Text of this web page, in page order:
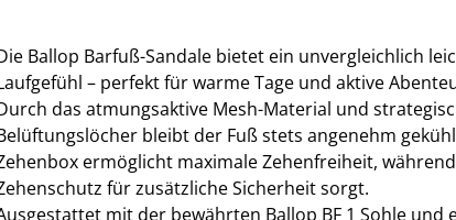
Ballop Barfuß-Sandale bietet ein unvergleichlich
– perfekt für warme Tage und aktive
das atmungsaktive Mesh-Material und
bleibt der Fuß stets angenehm
ermöglicht maximale Zehenfreiheit,
für zusätzliche Sicherheit sorgt.
mit der bewährten Ballop BF 1 Sohle und